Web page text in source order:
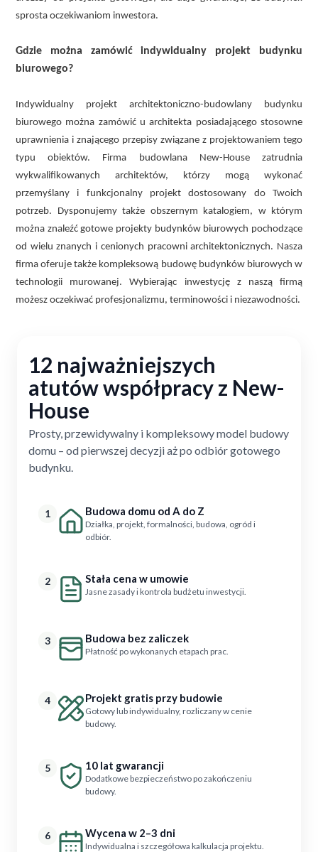
sprosta oczekiwaniom inwestora.
Gdzie można zamówić indywidualny projekt budynku
biurowego?
Indywidualny projekt architektoniczno-budowlany budynku
biurowego można zamówić u architekta posiadającego stosowne
uprawnienia i znającego przepisy związane z projektowaniem tego
typu obiektów. Firma budowlana New-House zatrudnia
wykwalifikowanych architektów, którzy mogą wykonać
przemyślany i funkcjonalny projekt dostosowany do Twoich
potrzeb. Dysponujemy także obszernym katalogiem, w którym
można znaleźć gotowe projekty budynków biurowych pochodzące
od wielu znanych i cenionych pracowni architektonicznych. Nasza
firma oferuje także kompleksową budowę budynków biurowych w
technologii murowanej. Wybierając inwestycję z naszą firmą
możesz oczekiwać profesjonalizmu, terminowości i niezawodności.
12 najważniejszych
atutów współpracy z New-
House
Prosty, przewidywalny i kompleksowy model budowy
domu – od pierwszej decyzji aż po odbiór gotowego
budynku.
1 Budowa domu od A do Z
Działka, projekt, formalności, budowa, ogród i
odbiór.
2 Stała cena w umowie
Jasne zasady i kontrola budżetu inwestycji.
3 Budowa bez zaliczek
Płatność po wykonanych etapach prac.
4 Projekt gratis przy budowie
Gotowy lub indywidualny, rozliczany w cenie
budowy.
5 10 lat gwarancji
Dodatkowe bezpieczeństwo po zakończeniu
budowy.
6 Wycena w 2–3 dni
Indywidualna i szczegółowa kalkulacja projektu.